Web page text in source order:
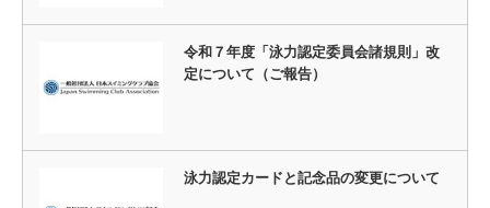
令和７年度「泳力認定委員会諸規則」改
定について（ご報告）
泳力認定カードと記念品の変更について